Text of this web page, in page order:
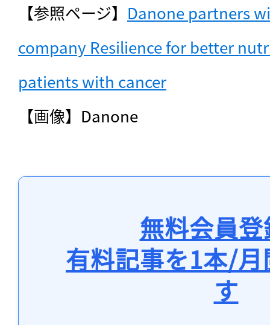
【参照ページ】 Danone partners
company Resilience for better
patients with cancer
【画像】Danone
無料会員
有料記事を1本/
す